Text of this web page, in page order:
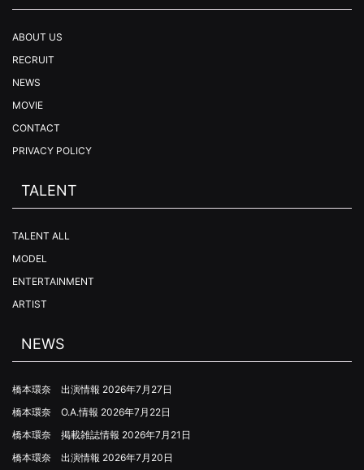
ABOUT US
RECRUIT
NEWS
MOVIE
CONTACT
PRIVACY POLICY
TALENT
TALENT ALL
MODEL
ENTERTAINMENT
ARTIST
NEWS
橋本環奈 出演情報 2026年7月27日
橋本環奈 O.A.情報 2026年7月22日
橋本環奈 掲載雑誌情報 2026年7月21日
橋本環奈 出演情報 2026年7月20日